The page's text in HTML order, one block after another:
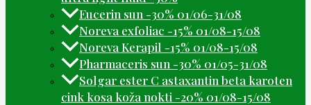
Eucerin sun -30% 01/06-31/08
Noreva exfoliac -15% 01/08-15/08
Noreva Kerapil -15% 01/08-15/08
Pharmaceris sun -30% 01/05-31/08
Solgar ester C astaxantin beta karoten
cink kosa koža nokti -20% 01/08-15/08